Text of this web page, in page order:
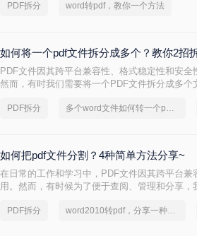
分PDF文件的方法，帮助读者轻松实现PDF的拆
PDF拆分 word转pdf，教你一个方法
如何将一个pdf文件拆分成多个？教你2招
PDF文件因其跨平台兼容性、格式稳定性和安全
然而，有时我们需要将一个PDF文件拆分成多
PDF拆分 多个word文件如何转一个pdf格式
如何把pdf文件分割？4种简单方法分享~
在日常的工作和学习中，PDF文件因其跨平台
用。然而，有时候为了便于查阅、管理和分享
方法都有其独特的优势和适用场景。
PDF拆分 word2010转pdf，分享一种简单的方法